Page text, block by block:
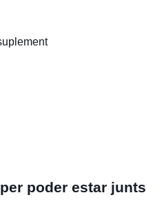
poder estar junts